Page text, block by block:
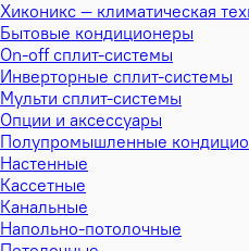
Хиконикс — климатическая
Бытовые кондиционеры
On-off сплит-системы
Инверторные сплит-системы
Мульти сплит-системы
Опции и аксессуары
Полупромышленные
Настенные
Кассетные
Канальные
Напольно-потолочные